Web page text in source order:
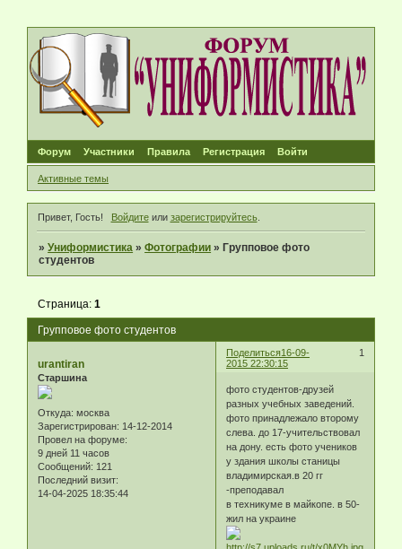
Форум Участники Правила Регистрация Войти
Активные темы
Привет, Гость! Войдитеили зарегистрируйтесь.
»Униформистика »Фотографии » Групповое фото
студентов
Групповое фото студентов
Страница:1
Поделиться 1
16-09-
2015 22:30:15
urantiran
Старшина
Откуда: москва
Зарегистрирован: 14-12-2014
Провел на форуме:
9 дней 11 часов
Сообщений: 121
Последний визит:
14-04-2025 18:35:44
фото студентов-друзей
разных учебных заведений.
фото принадлежало второму
слева. до 17-учительствовал
на дону. есть фото учеников
у здания школы станицы
владимирская.в 20 гг
-преподавал
в техникуме в майкопе. в 50-
жил на украине